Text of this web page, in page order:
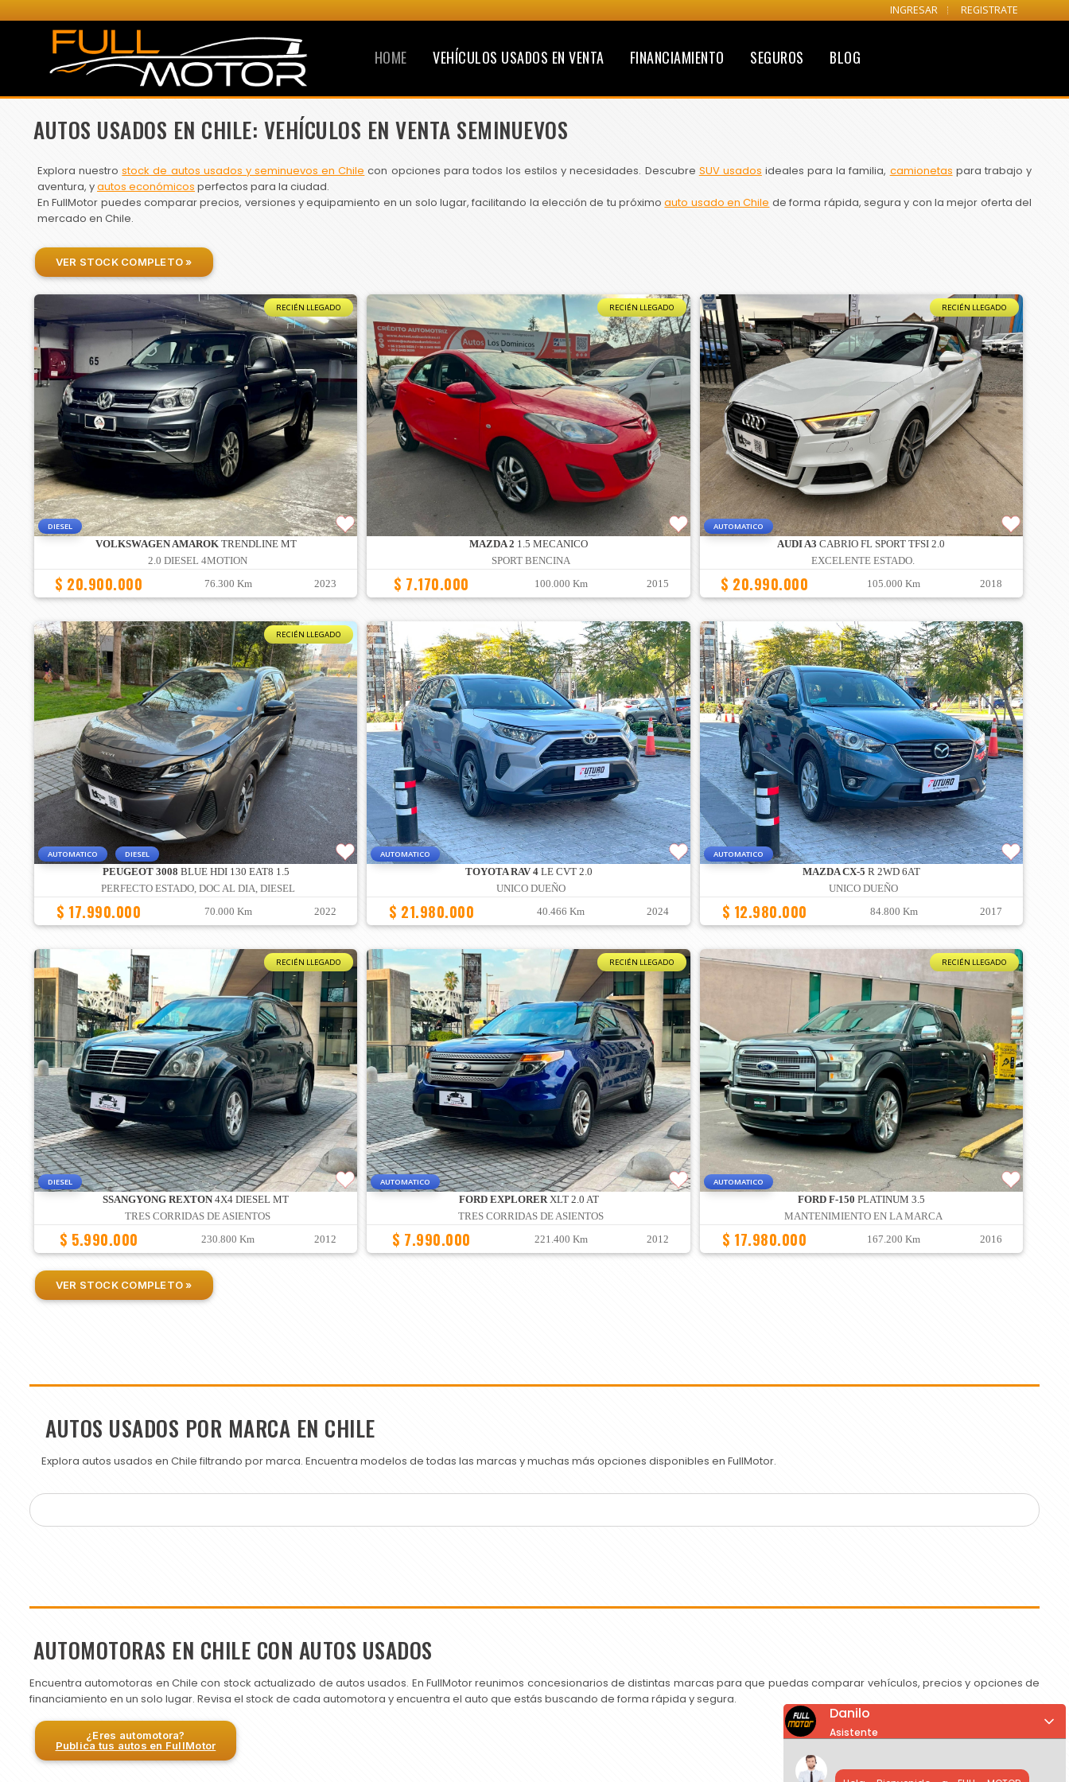
INGRESAR REGISTRATE
HOME VEHÍCULOS USADOS EN VENTA FINANCIAMIENTO SEGUROS BLOG
AUTOS USADOS EN CHILE: VEHÍCULOS EN VENTA SEMINUEVOS
Explora nuestrostock de autos usados y seminuevos en Chile con opciones para todos los estilos y necesidades. Descubre SUV usados ideales para la familia, camionetas para trabajo y
aventura, yautos económicos perfectos para la ciudad.
En FullMotor puedes comparar precios, versiones y equipamiento en un solo lugar, facilitando la elección de tu próximoauto usado en Chile de forma rápida, segura y con la mejor oferta del
mercado en Chile.
VER STOCK COMPLETO »
RECIÉN LLEGADO
DIESEL
VOLKSWAGEN AMAROKTRENDLINE MT
2.0 DIESEL 4MOTION
$ 20.900.000 76.300 Km 2023
RECIÉN LLEGADO
MAZDA 2 1.5 MECANICO
SPORT BENCINA
$ 7.170.000 100.000 Km 2015
RECIÉN LLEGADO
AUTOMATICO
AUDI A3 CABRIO FL SPORT TFSI 2.0
EXCELENTE ESTADO.
$ 20.990.000 105.000 Km 2018
RECIÉN LLEGADO
AUTOMATICO DIESEL
PEUGEOT 3008 BLUE HDI 130 EAT8 1.5
PERFECTO ESTADO, DOC AL DIA, DIESEL
$ 17.990.000 70.000 Km 2022
AUTOMATICO
TOYOTA RAV 4LE CVT 2.0
UNICO DUEÑO
$ 21.980.000 40.466 Km 2024
AUTOMATICO
MAZDA CX-5 R 2WD 6AT
UNICO DUEÑO
$ 12.980.000 84.800 Km 2017
RECIÉN LLEGADO
DIESEL
SSANGYONG REXTON 4X4 DIESEL MT
TRES CORRIDAS DE ASIENTOS
$ 5.990.000 230.800 Km 2012
RECIÉN LLEGADO
AUTOMATICO
FORD EXPLORERXLT 2.0 AT
TRES CORRIDAS DE ASIENTOS
$ 7.990.000 221.400 Km 2012
RECIÉN LLEGADO
AUTOMATICO
FORD F-150 PLATINUM 3.5
MANTENIMIENTO EN LA MARCA
$ 17.980.000 167.200 Km 2016
VER STOCK COMPLETO »
AUTOS USADOS POR MARCA EN CHILE
Explora autos usados en Chile filtrando por marca. Encuentra modelos de todas las marcas y muchas más opciones disponibles en FullMotor.
AUTOMOTORAS EN CHILE CON AUTOS USADOS
Encuentra automotoras en Chile con stock actualizado de autos usados. En FullMotor reunimos concesionarios de distintas marcas para que puedas comparar vehículos, precios y opciones de
financiamiento en un solo lugar. Revisa el stock de cada automotora y encuentra el auto que estás buscando de forma rápida y segura.
¿Eres automotora?
Publica tus autos en FullMotor
Danilo
Asistente